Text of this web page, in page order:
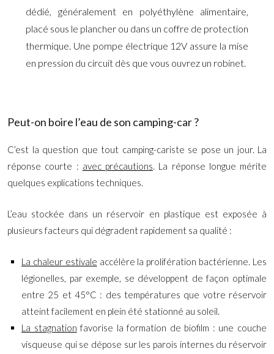
dédié, généralement en polyéthylène alimentaire,
placé sous le plancher ou dans un coffre de protection
thermique. Une pompe électrique 12V assure la mise
en pression du circuit dès que vous ouvrez un robinet.
Peut-on boire l’eau de son camping-car ?
C’est la question que tout camping-cariste se pose un jour. La
réponse courte : avec précautions. La réponse longue mérite
quelques explications techniques.
L’eau stockée dans un réservoir en plastique est exposée à
plusieurs facteurs qui dégradent rapidement sa qualité :
La chaleur estivale accélère la prolifération bactérienne. Les
légionelles, par exemple, se développent de façon optimale
entre 25 et 45°C : des températures que votre réservoir
atteint facilement en plein été stationné au soleil.
La stagnation favorise la formation de biofilm : une couche
visqueuse qui se dépose sur les parois internes du réservoir